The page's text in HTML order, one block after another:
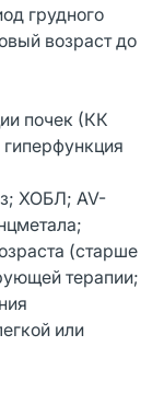
грудного
возраст до
почек (КК
ХОБЛ; AV-
(старше
терапии;
или